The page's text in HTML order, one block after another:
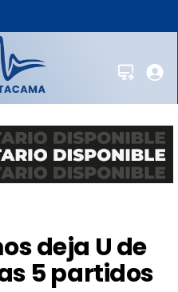
deja U de
5 partidos